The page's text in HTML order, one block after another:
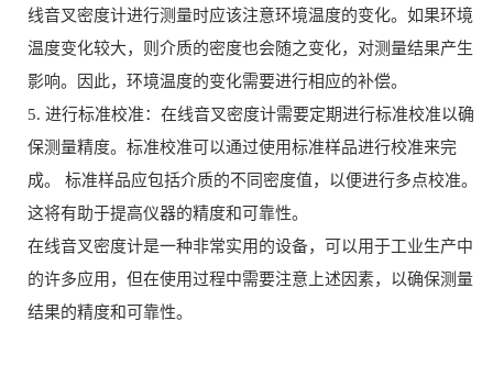
线音叉密度计进行测量时应该注意环境温度的变化。如果环境
温度变化较大，则介质的密度也会随之变化，对测量结果产生
影响。因此，环境温度的变化需要进行相应的补偿。
5. 进行标准校准：在线音叉密度计需要定期进行标准校准以确
保测量精度。标准校准可以通过使用标准样品进行校准来完
成。 标准样品应包括介质的不同密度值，以便进行多点校准。
这将有助于提高仪器的精度和可靠性。
在线音叉密度计是一种非常实用的设备，可以用于工业生产中
的许多应用，但在使用过程中需要注意上述因素，以确保测量
结果的精度和可靠性。